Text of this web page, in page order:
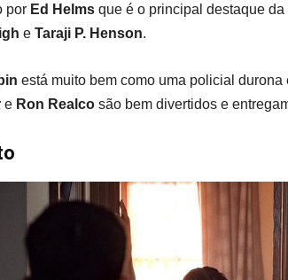
por Ed Helms que é o principal destaque da
e Taraji P. Henson.
está muito bem como uma policial durona
e Ron Realco são bem divertidos e